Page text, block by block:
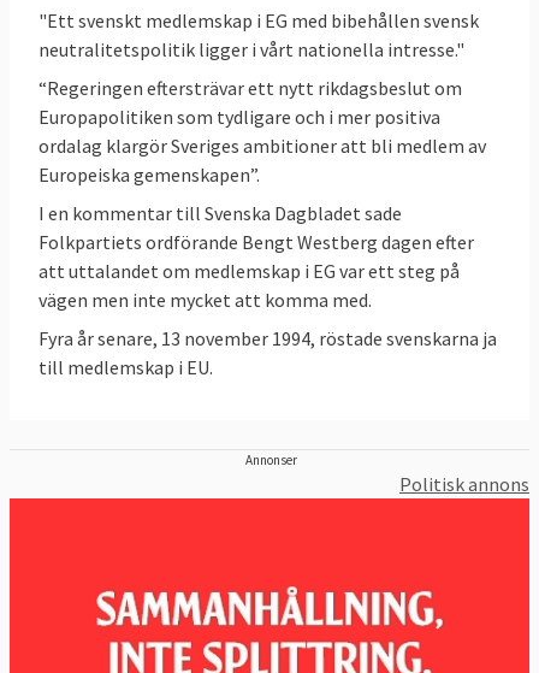
pågåendeöverträdelseförfaranden mot
, en process som kan sluta i EU-
domstolen.
Sverige ofta bland de främsta
Sverige tillhör de rikare EU-länderna och är
regel bland de främsta ländernai jämförande
studier eller statistik som rördemokrati,
pressfrihet,låg korruption , rättsstatlighet ,
jämställdhet mellan könen
EU:s sociala resultattavla,
sysselsättningsgrad
"Ett svenskt medlemskap i EG med bibehållen svensk
neutralitetspolitik ligger i vårt nationella intresse."
“Regeringen eftersträvar ett nytt rikdagsbeslut om
Europapolitiken som tydligare och i mer positiva
ordalag klargör Sveriges ambitioner att bli medlem av
Europeiska gemenskapen”.
I en kommentar till Svenska Dagbladet sade
Folkpartiets ordförande Bengt Westberg dagen efter
att uttalandet om medlemskap i EG var ett steg på
vägen men inte mycket att komma med.
Fyra år senare, 13 november 1994, röstade svenskarna ja
till medlemskap i EU.
Annonser
Politisk annons